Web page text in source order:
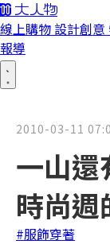
線上購物 設計創意
報導
2010-03-11
一山還
時尚
#服飾穿著